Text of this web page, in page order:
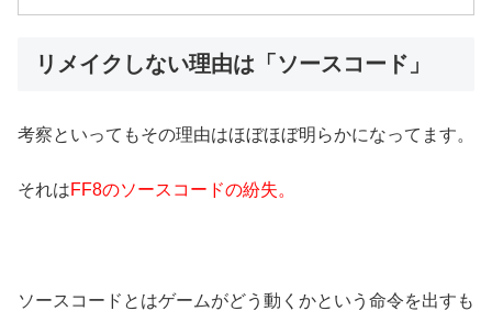
リメイクしない理由は「ソースコード」
考察といってもその理由はほぼほぼ明らかになってます。
それはFF8のソースコードの紛失。
ソースコードとはゲームがどう動くかという命令を出すも